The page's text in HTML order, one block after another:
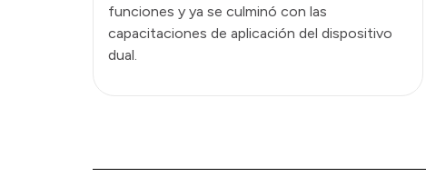
funciones y ya se culminó con las
capacitaciones de aplicación del dispositivo
dual.